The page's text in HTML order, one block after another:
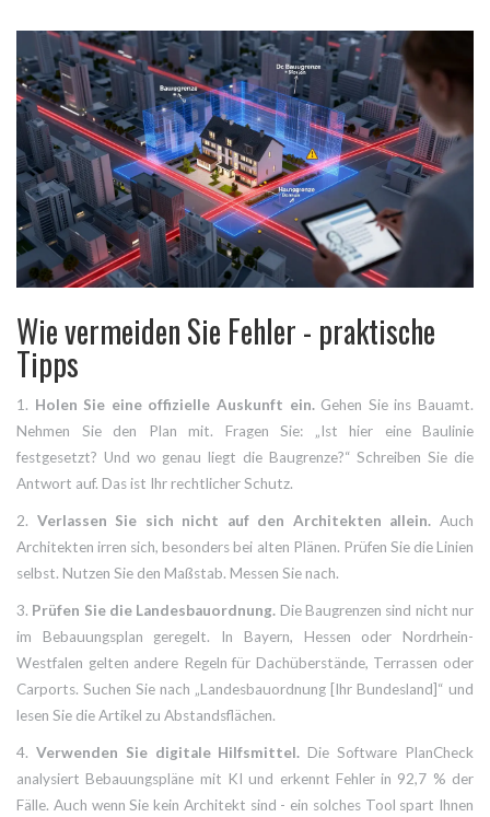
Wie vermeiden Sie Fehler - praktische
Tipps
1. Holen Sie eine offizielle Auskunft ein.Gehen Sie ins Bauamt.
Nehmen Sie den Plan mit. Fragen Sie: „Ist hier eine Baulinie
festgesetzt? Und wo genau liegt die Baugrenze?“ Schreiben Sie die
Antwort auf. Das ist Ihr rechtlicher Schutz.
2. Verlassen Sie sich nicht auf den Architekten allein. Auch
Architekten irren sich, besonders bei alten Plänen. Prüfen Sie die Linien
selbst. Nutzen Sie den Maßstab. Messen Sie nach.
3. Prüfen Sie die Landesbauordnung. Die Baugrenzen sind nicht nur
im Bebauungsplan geregelt. In Bayern, Hessen oder Nordrhein-
Westfalen gelten andere Regeln für Dachüberstände, Terrassen oder
Carports. Suchen Sie nach „Landesbauordnung [Ihr Bundesland]“ und
lesen Sie die Artikel zu Abstandsflächen.
4. Verwenden Sie digitale Hilfsmittel. Die Software PlanCheck
analysiert Bebauungspläne mit KI und erkennt Fehler in 92,7 % der
Fälle. Auch wenn Sie kein Architekt sind - ein solches Tool spart Ihnen